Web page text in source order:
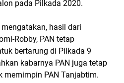
pada Pilkada 2020.
hasil dari
Robby, PAN tetap
bertarung di Pilkada 9
kabarnya PAN juga tetap
memimpin PAN Tanjabtim.